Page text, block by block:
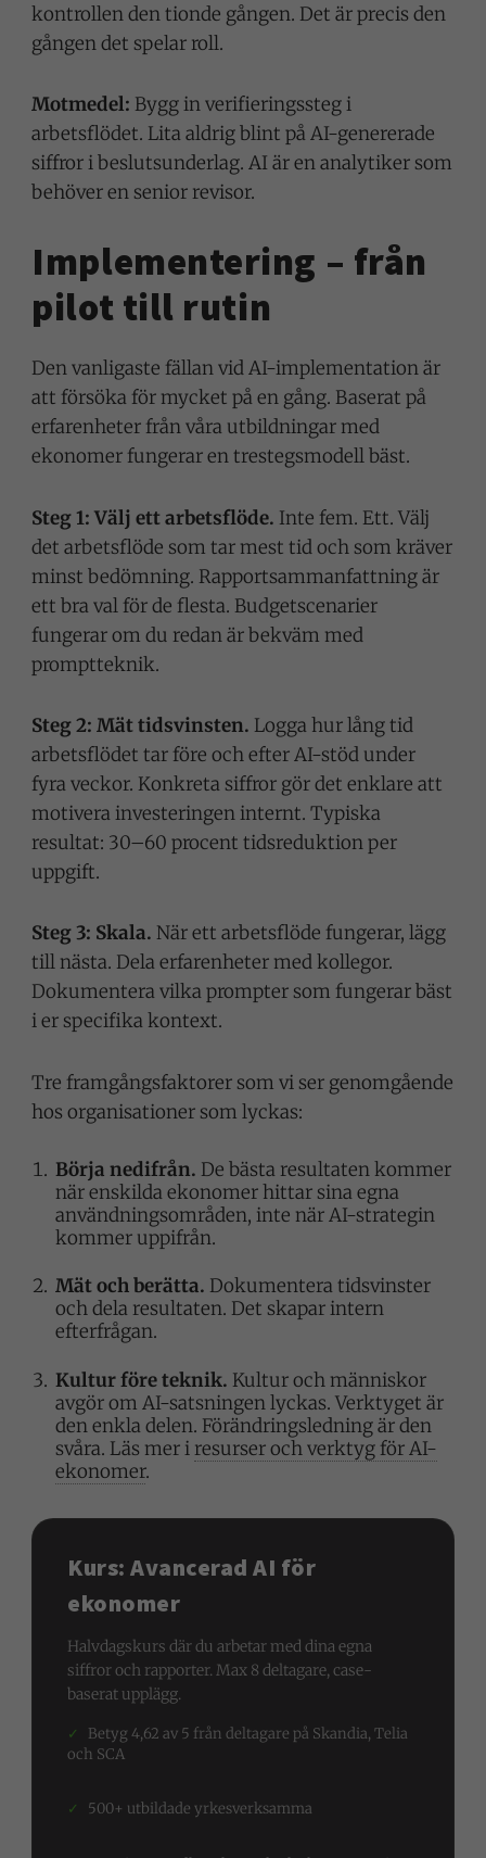
kontrollen den tionde gången. Det är precis den
gången det spelar roll.
Motmedel: Bygg in verifieringssteg i
arbetsflödet. Lita aldrig blint på AI-genererade
siffror i beslutsunderlag. AI är en analytiker som
behöver en senior revisor.
Implementering – från
pilot till rutin
Den vanligaste fällan vid AI-implementation är
att försöka för mycket på en gång. Baserat på
erfarenheter från våra utbildningar med
ekonomer fungerar en trestegsmodell bäst.
Steg 1: Välj ett arbetsflöde. Inte fem. Ett. Välj
det arbetsflöde som tar mest tid och som kräver
minst bedömning. Rapportsammanfattning är
ett bra val för de flesta. Budgetscenarier
fungerar om du redan är bekväm med
promptteknik.
Steg 2: Mät tidsvinsten. Logga hur lång tid
arbetsflödet tar före och efter AI-stöd under
fyra veckor. Konkreta siffror gör det enklare att
motivera investeringen internt. Typiska
resultat: 30–60 procent tidsreduktion per
uppgift.
Steg 3: Skala. När ett arbetsflöde fungerar, lägg
till nästa. Dela erfarenheter med kollegor.
Dokumentera vilka prompter som fungerar bäst
i er specifika kontext.
Tre framgångsfaktorer som vi ser genomgående
hos organisationer som lyckas:
Börja nedifrån. De bästa resultaten kommer
när enskilda ekonomer hittar sina egna
användningsområden, inte när AI-strategin
kommer uppifrån.
Mät och berätta. Dokumentera tidsvinster
och dela resultaten. Det skapar intern
efterfrågan.
Kultur före teknik. Kultur och människor
avgör om AI-satsningen lyckas. Verktyget är
den enkla delen. Förändringsledning är den
svåra. Läs mer i resurser och verktyg för AI-
ekonomer.
Kurs: Avancerad AI för
ekonomer
Halvdagskurs där du arbetar med dina egna
siffror och rapporter. Max 8 deltagare, case-
baserat upplägg.
✓
Betyg 4,62 av 5 från deltagare på Skandia, Telia
och SCA
✓ 500+ utbildade yrkesverksamma